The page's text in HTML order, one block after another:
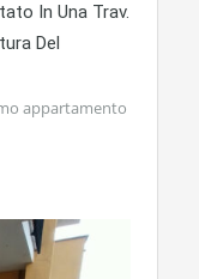
In Una Trav.
Del
appartamento